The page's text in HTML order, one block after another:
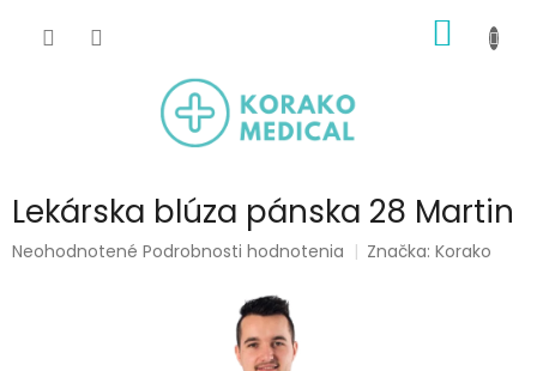
KOŠÍK
Lekárska blúza pánska 28 Martin
Priemerné
Neohodnotené Podrobnosti hodnotenia Značka:Korako